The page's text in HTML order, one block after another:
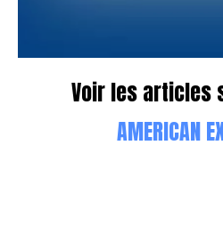
Voir les articles
AMERICAN